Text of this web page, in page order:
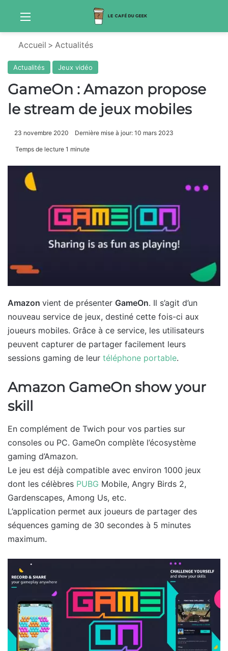
Menu
Accueil > Actualités
Actualités Jeux vidéo
GameOn : Amazon propose
le stream de jeux mobiles
23 novembre 2020 Dernière mise à jour: 10 mars 2023
Temps de lecture 1 minute
Amazon vient de présenter GameOn. Il s’agit d’un
nouveau service de jeux, destiné cette fois-ci aux
joueurs mobiles. Grâce à ce service, les utilisateurs
peuvent capturer de partager facilement leurs
sessions gaming de leur téléphone portable.
Amazon GameOn show your
skill
En complément de Twich pour vos parties sur
consoles ou PC. GameOn complète l’écosystème
gaming d’Amazon.
Le jeu est déjà compatible avec environ 1000 jeux
dont les célèbres PUBG Mobile, Angry Birds 2,
Gardenscapes, Among Us, etc.
L’application permet aux joueurs de partager des
séquences gaming de 30 secondes à 5 minutes
maximum.